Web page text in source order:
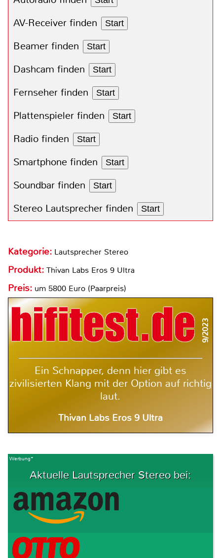
AV-Receiver finden Start
Beamer finden Start
Dashcam finden Start
Fernseher finden Start
Plattenspieler finden Start
Radio finden Start
Smartphone finden Start
Soundbar finden Start
Stereo Lautsprecher finden Start
Kategorie: Lautsprecher Stereo
Produkt: Thivan Labs Eros 9 Ultra
Preis: um 5800 Euro (Paarpreis)
9/2023
Ein Schnapper, denn hier gibt es
zivilisierten Klang mit der Option auf richtig
laut.
Thivan Labs Eros 9 Ultra
Werbung*
Aktuelle Lautsprecher Stereo bei: